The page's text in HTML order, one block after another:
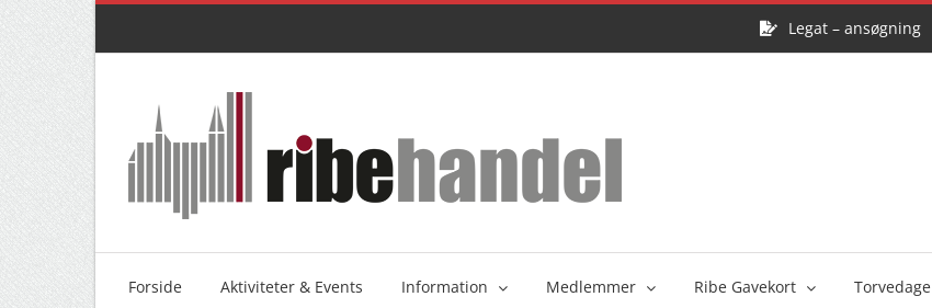
Skip
Legat – ansøgning
Forside Aktiviteter & Events Information Medlemmer Ribe Gavekort Torvedage